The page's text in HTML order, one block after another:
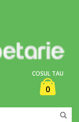
COSUL TAU
0